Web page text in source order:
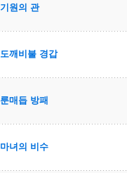
기원의 관
도깨비불 경갑
룬매듭 방패
마녀의 비수